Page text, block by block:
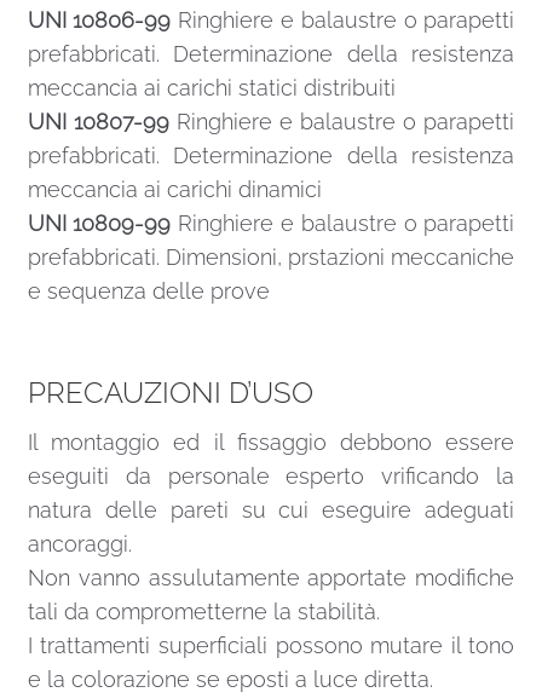
UNI 10806-99 Ringhiere e balaustre o parapetti
prefabbricati. Determinazione della resistenza
meccancia ai carichi statici distribuiti
UNI 10807-99Ringhiere e balaustre o parapetti
prefabbricati. Determinazione della resistenza
meccancia ai carichi dinamici
UNI 10809-99 Ringhiere e balaustre o parapetti
prefabbricati. Dimensioni, prstazioni meccaniche
e sequenza delle prove
PRECAUZIONI D’USO
Il montaggio ed il fissaggio debbono essere
eseguiti da personale esperto vrificando la
natura delle pareti su cui eseguire adeguati
ancoraggi.
Non vanno assulutamente apportate modifiche
tali da comprometterne la stabilità.
I trattamenti superficiali possono mutare il tono
e la colorazione se eposti a luce diretta.